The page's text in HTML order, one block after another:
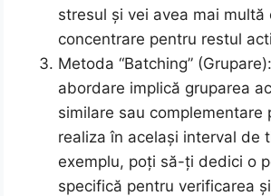
stresul și vei avea mai multă
concentrare pentru restul
Metoda “Batching”
abordare implică gruparea
similare sau complementare
realiza în același interval de
exemplu, poți să-ți dedici o
specifică pentru verificarea